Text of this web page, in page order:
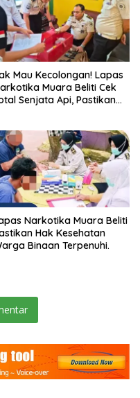
Mau Kecolongan! Lapas
Muara Beliti Cek
Senjata Api, Pastikan
Narkotika Muara Beliti
Hak Kesehatan
Binaan Terpenuhi.